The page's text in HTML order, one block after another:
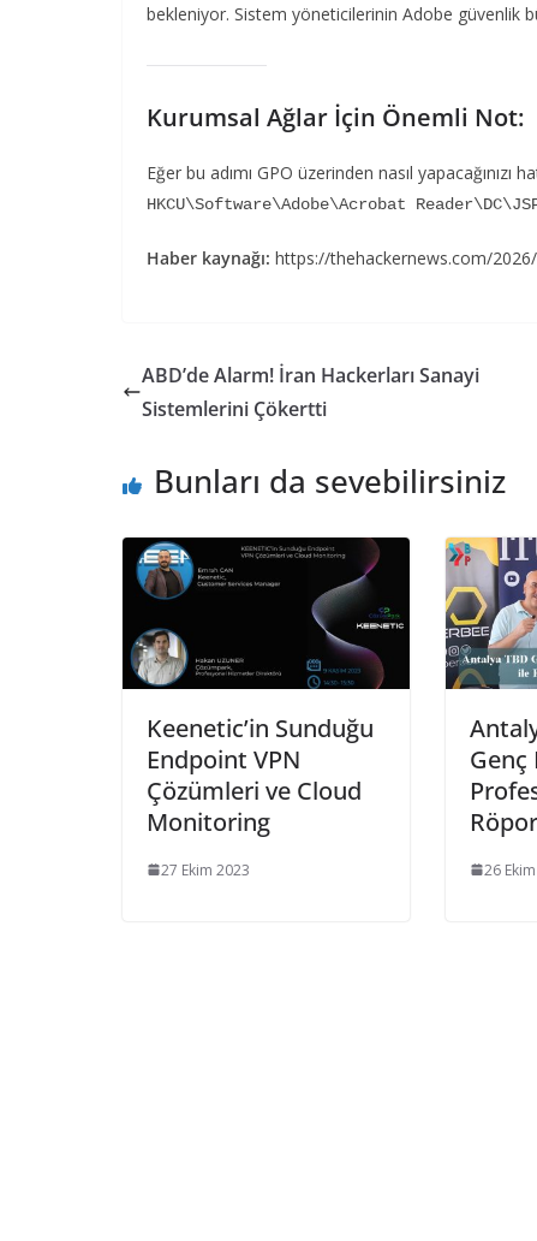
bekleniyor. Sistem yöneticilerinin Adobe güvenlik
Kurumsal Ağlar İçin Önemli Not:
Eğer bu adımı GPO üzerinden nasıl
HKCU\Software\Adobe\Acrobat
Haber kaynağı: https://thehackernews.com/
ABD’de Alarm! İran Hackerları Sanayi
Sistemlerini Çökertti
Bunları da sevebilirsiniz
Keenetic’in Sunduğu
Endpoint VPN
Çözümleri ve Cloud
Monitoring
27 Ekim 2023
Genç
26